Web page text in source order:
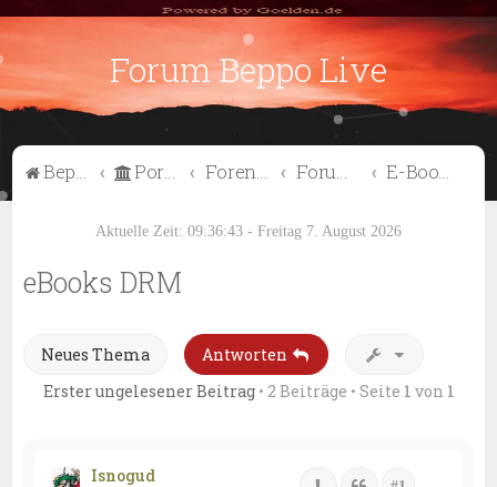
Forum Beppo Live
Beppo Live Portal Foren-Übersicht Forum Enjoy E-Book Download
Aktuelle Zeit: 09:36:43 - Freitag 7. August 2026
eBooks DRM
Neues Thema
Antworten
Erster ungelesener Beitrag• 2 Beiträge • Seite 1 von 1
Isnogud